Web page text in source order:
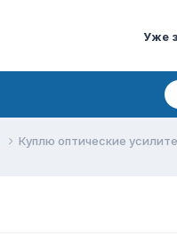
Уже
Куплю оптические